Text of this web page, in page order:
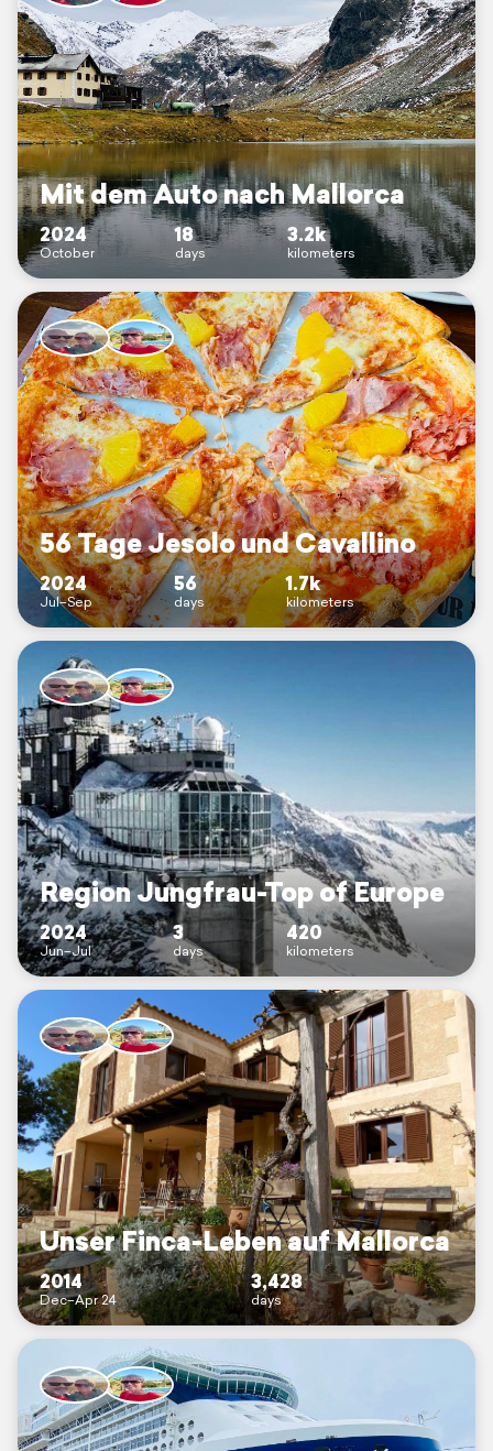
Mit dem Auto nach Mallorca
2024
October
18
days
3.2k
kilometers
56 Tage Jesolo und Cavallino
2024
Jul–Sep
56
days
1.7k
kilometers
Region Jungfrau-Top of Europe
2024
Jun–Jul
3
days
420
kilometers
Unser Finca-Leben auf Mallorca
2014
Dec–Apr 24
3,428
days